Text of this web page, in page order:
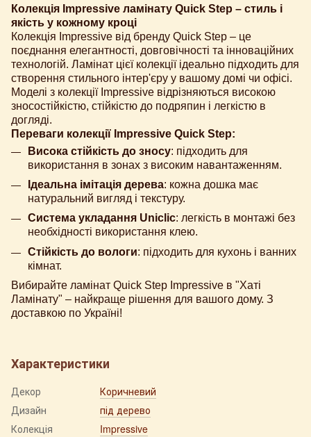
Колекція Impressive ламінату Quick Step – стиль і
якість у кожному кроці
Колекція Impressive від бренду Quick Step – це
поєднання елегантності, довговічності та інноваційних
технологій. Ламінат цієї колекції ідеально підходить для
створення стильного інтер'єру у вашому домі чи офісі.
Моделі з колекції Impressive відрізняються високою
зносостійкістю, стійкістю до подряпин і легкістю в
догляді.
Переваги колекції Impressive Quick Step:
Висока стійкість до зносу: підходить для
використання в зонах з високим навантаженням.
Ідеальна імітація дерева: кожна дошка має
натуральний вигляд і текстуру.
Система укладання Uniclic: легкість в монтажі без
необхідності використання клею.
Стійкість до вологи: підходить для кухонь і ванних
кімнат.
Вибирайте ламінат Quick Step Impressive в "Хаті
Ламінату" – найкраще рішення для вашого дому. З
доставкою по Україні!
Характеристики
Декор
Коричневий
Дизайн
під дерево
Колекція
Impressive